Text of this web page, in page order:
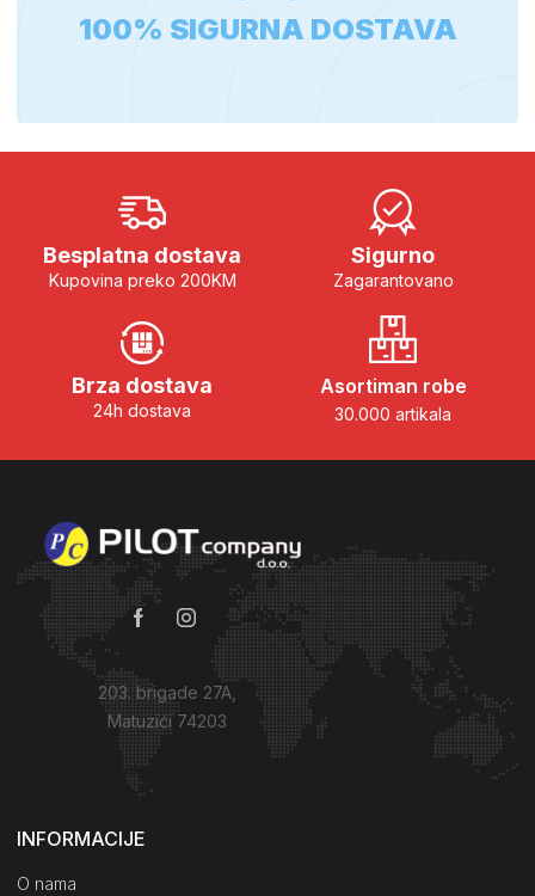
100% SIGURNA DOSTAVA
Besplatna dostava
Kupovina preko 200KM
Sigurno
Zagarantovano
Brza dostava
24h dostava
Asortiman robe
30.000 artikala
203. brigade 27A,
Matuzići 74203
Kako do nas?
INFORMACIJE
O nama